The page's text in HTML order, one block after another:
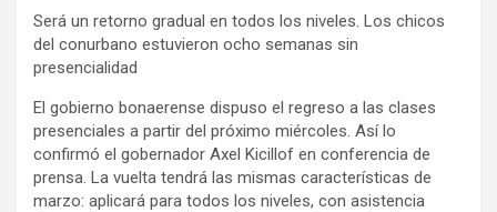
Será un retorno gradual en todos los niveles. Los chicos
del conurbano estuvieron ocho semanas sin
presencialidad
El gobierno bonaerense dispuso el regreso a las clases
presenciales a partir del próximo miércoles. Así lo
confirmó el gobernador Axel Kicillof en conferencia de
prensa. La vuelta tendrá las mismas características de
marzo: aplicará para todos los niveles, con asistencia